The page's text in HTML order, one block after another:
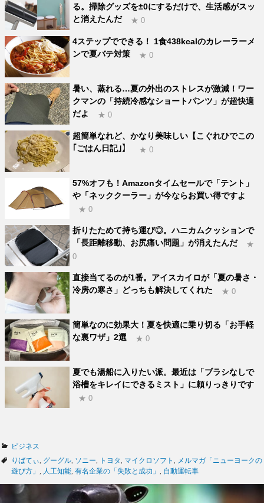
る。掃除グッズを±0にするだけで、生活感がスッ
と消えたんだ
★ 0
4ステップでできる！ 1食438kcalのカレーラーメ
ンで夏バテ対策
★ 0
暑い、蒸れる…夏の外出のストレスが激減！ワー
クマンの「持続冷感なショートパンツ」が超快適
だよ
★ 0
超簡単なれど、かなり美味しい【こぐれひでこの
｢ごはん日記｣】
★ 0
57%オフも！Amazonタイムセールで「テント」
や「ネッククーラー」が今ならお買い得ですよ
★ 0
折りたためて持ち運び◎。ハニカムクッションで
「長距離移動、お尻痛い問題」が消えたんだ
★
0
直接当てるのが1番。アイスカイロが「夏の暑さ・
冷房の寒さ」どっちも解決してくれた
★ 0
簡単なのに効果大！夏を快適に乗り切る「お手軽
な裏ワザ」2選
★ 0
夏でも湯船に入りたい派。最近は「ブラシなしで
浴槽をキレイにできるミスト」に頼りっきりです
★ 0
カ
テ
ゴ
ビジネス
タ
グ
りばてぃ グーグル ソニー トヨタ マイクロソフト
メルマガ「ニューヨークの
遊び方」
人工知能 有名企業の「失敗と成功」 自動運転車